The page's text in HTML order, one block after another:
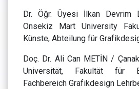
Dr. Öğr. Üyesi İlkan Devrim
Onsekiz Mart University
Künste, Abteilung für
Doç. Dr. Ali Can METİN /
Universität, Fakultät für
Fachbereich Grafikdesign